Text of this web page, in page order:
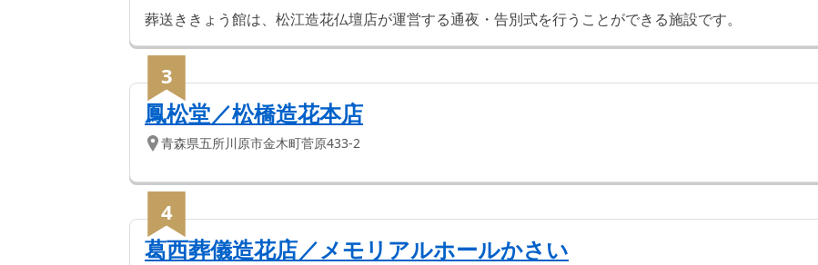
葬送ききょう館は、松江造花仏壇店が運営する通夜・告別式を行うことができる施設です。
3
鳳松堂／松橋造花本店
青森県五所川原市金木町菅原433-2
4
葛西葬儀造花店／メモリアルホールかさい